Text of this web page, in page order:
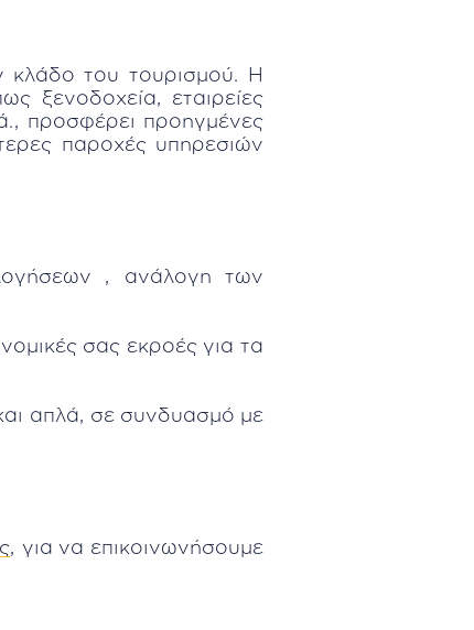
κλάδο του τουρισμού. Η
ξενοδοχεία, εταιρείες
προσφέρει προηγμένες
παροχές υπηρεσιών
, ανάλογη των
σας εκροές για τα
απλά, σε συνδυασμό με
, για να επικοινωνήσουμε